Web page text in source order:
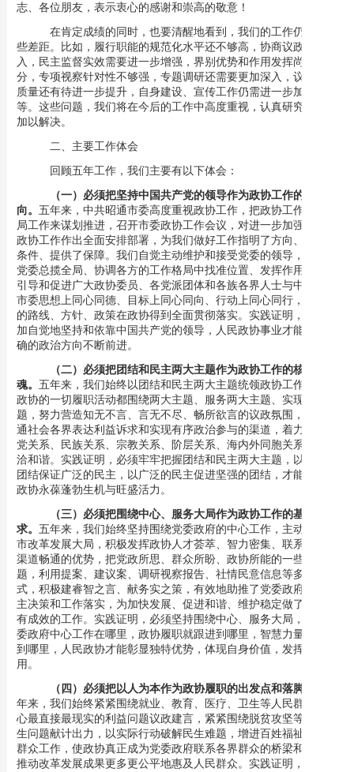
志、各位朋友，表示衷心的感谢和崇高的敬意！
在肯定成绩的同时，也要清醒地看到，我们的工作仍存在一
些差距。比如，履行职能的规范化水平还不够高，协商议政不够深
入，民主监督实效需要进一步增强，界别优势和作用发挥尚不充
分，专项视察针对性不够强，专题调研还需要更加深入，议政建言
质量还有待进一步提升，自身建设、宣传工作仍需进一步加强等
等。这些问题，我们将在今后的工作中高度重视，认真研究，逐一
加以解决。
二、主要工作体会
回顾五年工作，我们主要有以下体会：
（一）必须把坚持中国共产党的领导作为政协工作的根本方
向。 五年来，中共昭通市委高度重视政协工作，把政协工作纳入全
局工作来谋划推进，召开市委政协工作会议，对进一步加强和改进
政协工作作出全面安排部署，为我们做好工作指明了方向、创造了
条件、提供了保障。我们自觉主动维护和接受党委的领导，坚持在
党委总揽全局、协调各方的工作格局中找准位置、发挥作用，积极
引导和促进广大政协委员、各党派团体和各族各界人士与中共昭通
市委思想上同心同德、目标上同心同向、行动上同心同行，确保党
的路线、方针、政策在政协得到全面贯彻落实。实践证明，必须更
加自觉地坚持和依靠中国共产党的领导，人民政协事业才能沿着正
确的政治方向不断前进。
（二）必须把团结和民主两大主题作为政协工作的核心灵
魂。 五年来，我们始终以团结和民主两大主题统领政协工作，做到
政协的一切履职活动都围绕两大主题、服务两大主题、实现两大主
题，努力营造知无不言、言无不尽、畅所欲言的议政氛围，积极畅
通社会各界表达利益诉求和实现有序政治参与的渠道，着力促进政
党关系、民族关系、宗教关系、阶层关系、海内外同胞关系更加融
洽和谐。实践证明，必须牢牢把握团结和民主两大主题，以坚强的
团结保证广泛的民主，以广泛的民主促进坚强的团结，才能使人民
政协永葆蓬勃生机与旺盛活力。
（三）必须把围绕中心、服务大局作为政协工作的基本要
求。 五年来，我们始终坚持围绕党委政府的中心工作，主动服务全
市改革发展大局，积极发挥政协人才荟萃、智力密集、联系广泛、
渠道畅通的优势，把党政所思、群众所盼、政协所能的一些重大问
题，利用提案、建议案、调研视察报告、社情民意信息等多种形
式，积极建睿智之言、献务实之策，有效地助推了党委政府科学民
主决策和工作落实，为加快发展、促进和谐、维护稳定做了大量富
有成效的工作。实践证明，必须坚持围绕中心、服务大局，做到党
委政府中心工作在哪里，政协履职就跟进到哪里，智慧力量就汇集
到哪里，人民政协才能彰显独特优势，体现自身价值，发挥应有作
用。
（四）必须把以人为本作为政协履职的出发点和落脚点。
年来，我们始终紧紧围绕就业、教育、医疗、卫生等人民群众最关
心最直接最现实的利益问题议政建言，紧紧围绕脱贫攻坚等重大民
生问题献计出力，以实际行动破解民生难题，增进百姓福祉，做好
群众工作，使政协真正成为党委政府联系各界群众的桥梁和纽带，
推动改革发展成果更多更公平地惠及人民群众。实践证明，必须把